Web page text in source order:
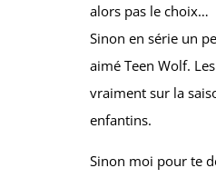
alors pas le choix…
Sinon en série un
aimé Teen Wolf.
vraiment sur la
enfantins.
Sinon moi pour te